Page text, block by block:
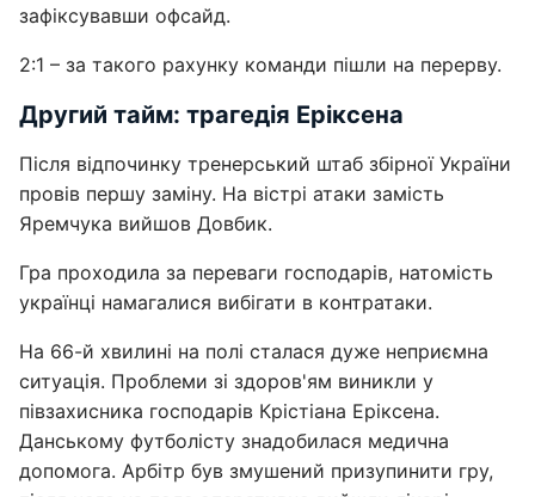
зафіксувавши офсайд.
2:1 – за такого рахунку команди пішли на перерву.
Другий тайм: трагедія Еріксена
Після відпочинку тренерський штаб збірної України
провів першу заміну. На вістрі атаки замість
Яремчука вийшов Довбик.
Гра проходила за переваги господарів, натомість
українці намагалися вибігати в контратаки.
На 66-й хвилині на полі сталася дуже неприємна
ситуація. Проблеми зі здоров'ям виникли у
півзахисника господарів Крістіана Еріксена.
Данському футболісту знадобилася медична
допомога. Арбітр був змушений призупинити гру,